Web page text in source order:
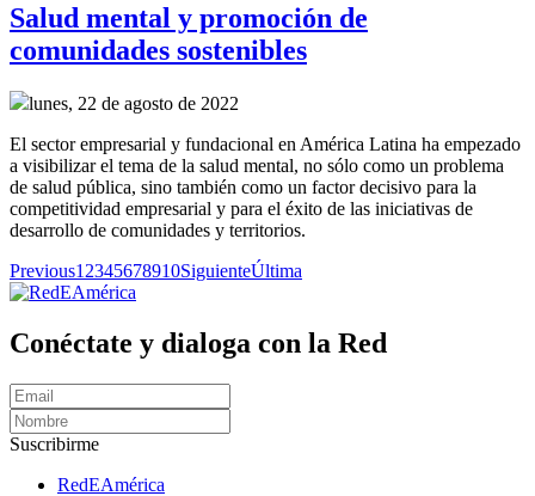
Salud mental y promoción de
comunidades sostenibles
lunes, 22 de agosto de 2022
El sector empresarial y fundacional en América Latina ha empezado
a visibilizar el tema de la salud mental, no sólo como un problema
de salud pública, sino también como un factor decisivo para la
competitividad empresarial y para el éxito de las iniciativas de
desarrollo de comunidades y territorios.
Previous1 2345678910SiguienteÚltima
Conéctate y dialoga con la Red
Suscribirme
RedEAmérica